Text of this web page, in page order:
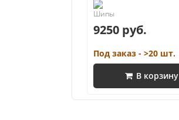
9250 руб.
Под заказ - >20 шт.
В корзину